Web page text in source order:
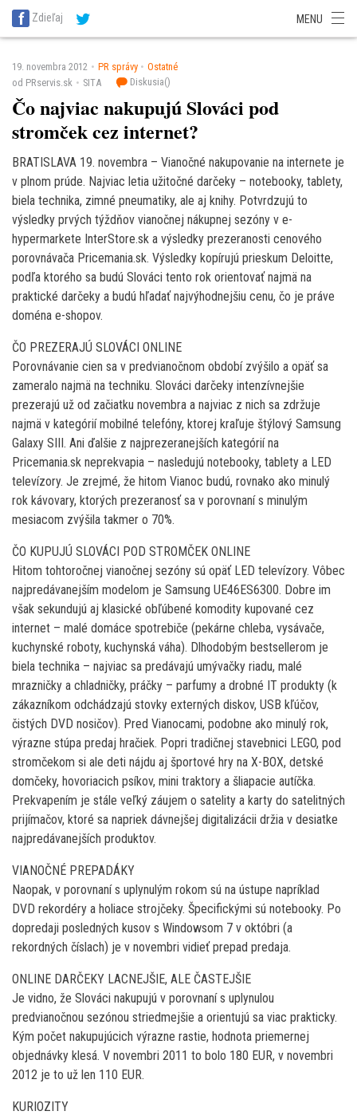
SITA Energetika
SITA Potravinárstvo
Zdieľaj MENU
19. novembra 2012 PR správy
Ostatné
od PRservis.sk
SITA Diskusia()
Čo najviac nakupujú Slováci pod
stromček cez internet?
BRATISLAVA 19. novembra – Vianočné nakupovanie na internete je
v plnom prúde. Najviac letia užitočné darčeky – notebooky, tablety,
biela technika, zimné pneumatiky, ale aj knihy. Potvrdzujú to
výsledky prvých týždňov vianočnej nákupnej sezóny v e-
hypermarkete InterStore.sk a výsledky prezeranosti cenového
porovnávača Pricemania.sk. Výsledky kopírujú prieskum Deloitte,
podľa ktorého sa budú Slováci tento rok orientovať najmä na
praktické darčeky a budú hľadať najvýhodnejšiu cenu, čo je práve
doména e-shopov.
ČO PREZERAJÚ SLOVÁCI ONLINE
Porovnávanie cien sa v predvianočnom období zvýšilo a opäť sa
zameralo najmä na techniku. Slováci darčeky intenzívnejšie
prezerajú už od začiatku novembra a najviac z nich sa zdržuje
najmä v kategórií mobilné telefóny, ktorej kraľuje štýlový Samsung
Galaxy SIII. Ani ďalšie z najprezeranejších kategórií na
Pricemania.sk neprekvapia – nasledujú notebooky, tablety a LED
televízory. Je zrejmé, že hitom Vianoc budú, rovnako ako minulý
rok kávovary, ktorých prezeranosť sa v porovnaní s minulým
mesiacom zvýšila takmer o 70%.
ČO KUPUJÚ SLOVÁCI POD STROMČEK ONLINE
Hitom tohtoročnej vianočnej sezóny sú opäť LED televízory. Vôbec
najpredávanejším modelom je Samsung UE46ES6300. Dobre im
však sekundujú aj klasické obľúbené komodity kupované cez
internet – malé domáce spotrebiče (pekárne chleba, vysávače,
kuchynské roboty, kuchynská váha). Dlhodobým bestsellerom je
biela technika – najviac sa predávajú umývačky riadu, malé
mrazničky a chladničky, práčky – parfumy a drobné IT produkty (k
zákazníkom odchádzajú stovky externých diskov, USB kľúčov,
čistých DVD nosičov). Pred Vianocami, podobne ako minulý rok,
výrazne stúpa predaj hračiek. Popri tradičnej stavebnici LEGO, pod
stromčekom si ale deti nájdu aj športové hry na X-BOX, detské
domčeky, hovoriacich psíkov, mini traktory a šliapacie autíčka.
Prekvapením je stále veľký záujem o satelity a karty do satelitných
prijímačov, ktoré sa napriek dávnejšej digitalizácii držia v desiatke
najpredávanejších produktov.
VIANOČNÉ PREPADÁKY
Naopak, v porovnaní s uplynulým rokom sú na ústupe napríklad
DVD rekordéry a holiace strojčeky. Špecifickými sú notebooky. Po
dopredaji posledných kusov s Windowsom 7 v októbri (a
rekordných číslach) je v novembri vidieť prepad predaja.
ONLINE DARČEKY LACNEJŠIE, ALE ČASTEJŠIE
Je vidno, že Slováci nakupujú v porovnaní s uplynulou
predvianočnou sezónou striedmejšie a orientujú sa viac prakticky.
Kým počet nakupujúcich výrazne rastie, hodnota priemernej
objednávky klesá. V novembri 2011 to bolo 180 EUR, v novembri
2012 je to už len 110 EUR.
KURIOZITY